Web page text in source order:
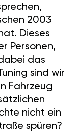
2003
Dieses
Personen,
das
sind wir
Fahrzeug
nicht ein
spüren?